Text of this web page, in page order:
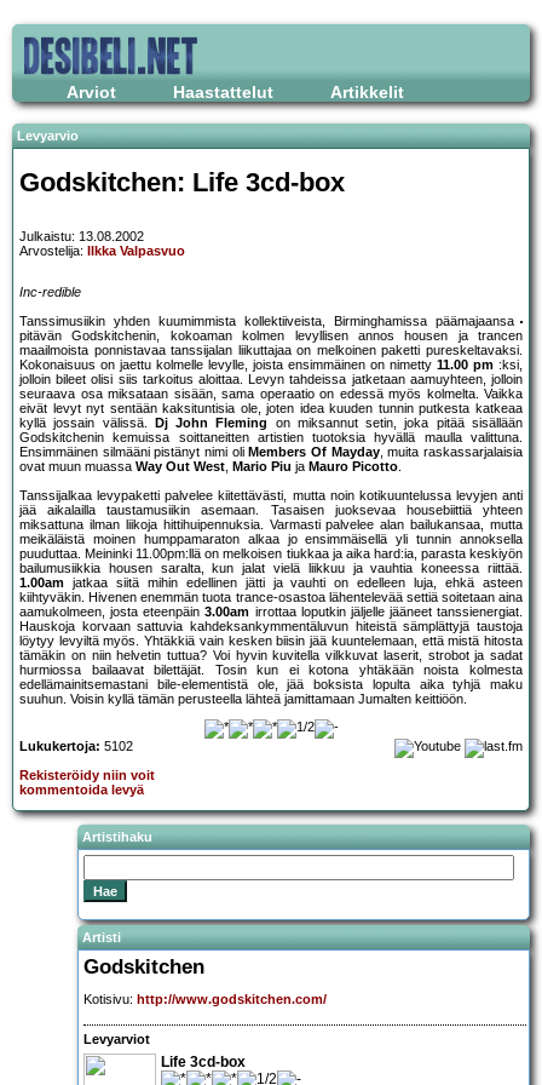
Arviot Haastattelut Artikkelit
Levyarvio
Godskitchen: Life 3cd-box
Julkaistu: 13.08.2002
Arvostelija:
Ilkka Valpasvuo
Inc-redible
Tanssimusiikin yhden kuumimmista kollektiiveista, Birminghamissa päämajaansa
pitävän Godskitchenin, kokoaman kolmen levyllisen annos housen ja trancen
maailmoista ponnistavaa tanssijalan liikuttajaa on melkoinen paketti pureskeltavaksi.
Kokonaisuus on jaettu kolmelle levylle, joista ensimmäinen on nimetty 11.00 pm :ksi,
jolloin bileet olisi siis tarkoitus aloittaa. Levyn tahdeissa jatketaan aamuyhteen, jolloin
seuraava osa miksataan sisään, sama operaatio on edessä myös kolmelta. Vaikka
eivät levyt nyt sentään kaksituntisia ole, joten idea kuuden tunnin putkesta katkeaa
kyllä jossain välissä.
Dj John Fleming
on miksannut setin, joka pitää sisällään
Godskitchenin kemuissa soittaneitten artistien tuotoksia hyvällä maulla valittuna.
Ensimmäinen silmääni pistänyt nimi oli Members Of Mayday, muita raskassarjalaisia
ovat muun muassa Way Out West, Mario Piu ja Mauro Picotto.
Tanssijalkaa levypaketti palvelee kiitettävästi, mutta noin kotikuuntelussa levyjen anti
jää aikalailla taustamusiikin asemaan. Tasaisen juoksevaa housebiittiä yhteen
miksattuna ilman liikoja hittihuipennuksia. Varmasti palvelee alan bailukansaa, mutta
meikäläistä moinen humppamaraton alkaa jo ensimmäisellä yli tunnin annoksella
puuduttaa. Meininki 11.00pm:llä on melkoisen tiukkaa ja aika hard:ia, parasta keskiyön
bailumusiikkia housen saralta, kun jalat vielä liikkuu ja vauhtia koneessa riittää.
1.00am jatkaa siitä mihin edellinen jätti ja vauhti on edelleen luja, ehkä asteen
kiihtyväkin. Hivenen enemmän tuota trance-osastoa lähentelevää settiä soitetaan aina
aamukolmeen, josta eteenpäin3.00am irrottaa loputkin jäljelle jääneet tanssienergiat.
Hauskoja korvaan sattuvia kahdeksankymmentäluvun hiteistä sämplättyjä taustoja
löytyy levyiltä myös. Yhtäkkiä vain kesken biisin jää kuuntelemaan, että mistä hitosta
tämäkin on niin helvetin tuttua? Voi hyvin kuvitella vilkkuvat laserit, strobot ja sadat
hurmiossa bailaavat bilettäjät. Tosin kun ei kotona yhtäkään noista kolmesta
edellämainitsemastani bile-elementistä ole, jää boksista lopulta aika tyhjä maku
suuhun. Voisin kyllä tämän perusteella lähteä jamittamaan Jumalten keittiöön.
Lukukertoja: 5102
Rekisteröidy niin voit
kommentoida levyä
Artistihaku
Artisti
Godskitchen
Kotisivu: http://www.godskitchen.com/
Levyarviot
Life 3cd-box